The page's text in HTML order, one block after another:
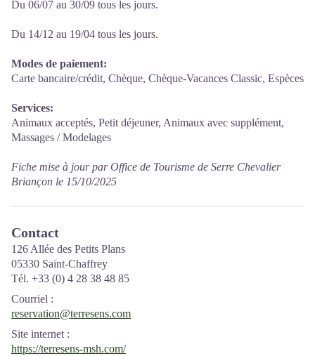
Du 06/07 au 30/09 tous les jours.
Du 14/12 au 19/04 tous les jours.
Modes de paiement:
Carte bancaire/crédit, Chèque, Chèque-Vacances Classic, Espèces
Services:
Animaux acceptés, Petit déjeuner, Animaux avec supplément,
Massages / Modelages
Fiche mise à jour par Office de Tourisme de Serre Chevalier
Briançon le 15/10/2025
Contact
126 Allée des Petits Plans
05330 Saint-Chaffrey
Tél. +33 (0) 4 28 38 48 85
Courriel :
reservation@terresens.com
Site internet :
https://terresens-msh.com/